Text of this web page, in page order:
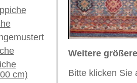
Afghanistan
Größe:
243 x 168 cm
Alter:
neu
Wolle
Musterung:
geometrisch /
Grundfarbe:
Bemerkungen:
zwischen Orient und